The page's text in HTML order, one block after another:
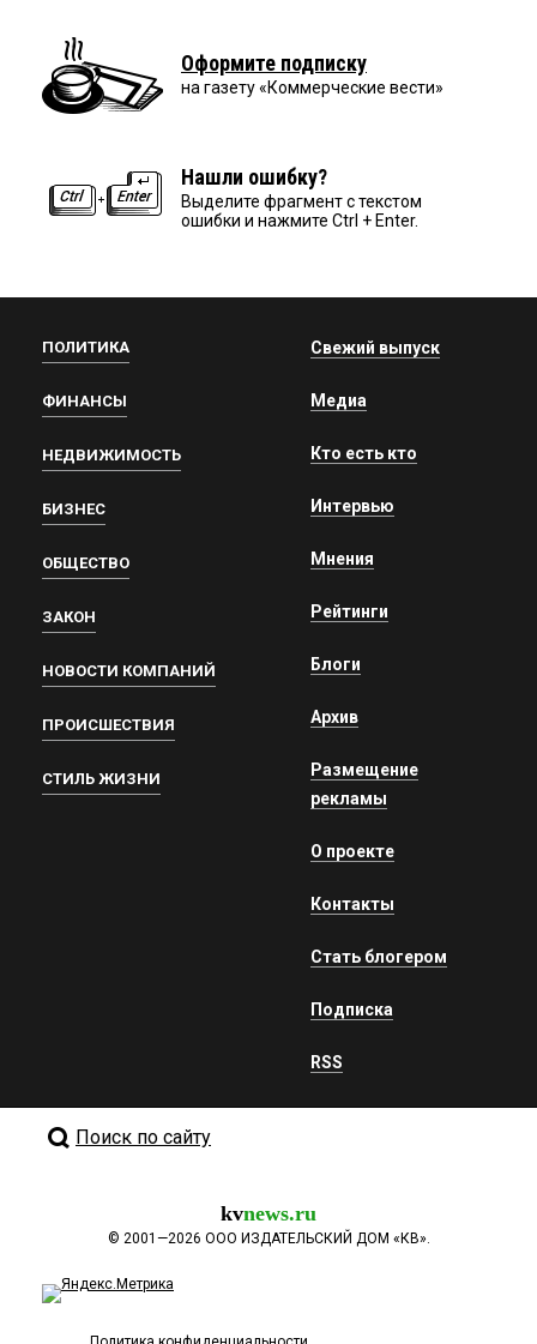
Оформите подписку
на газету «Коммерческие вести»
Нашли ошибку?
Выделите фрагмент с текстом
ошибки и нажмите Ctrl + Enter.
ПОЛИТИКА
ФИНАНСЫ
НЕДВИЖИМОСТЬ
БИЗНЕС
ОБЩЕСТВО
ЗАКОН
НОВОСТИ КОМПАНИЙ
ПРОИСШЕСТВИЯ
СТИЛЬ ЖИЗНИ
Свежий выпуск
Медиа
Кто есть кто
Интервью
Мнения
Рейтинги
Блоги
Архив
Размещение
рекламы
О проекте
Контакты
Стать блогером
Подписка
RSS
Поиск по сайту
kvnews.ru
© 2001—2026 ООО ИЗДАТЕЛЬСКИЙ ДОМ «КВ».